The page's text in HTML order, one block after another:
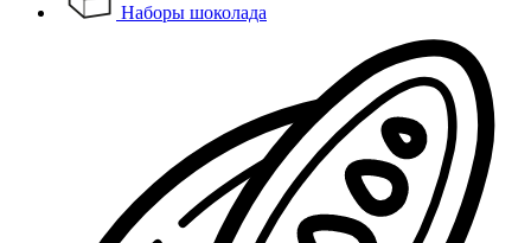
Наборы шоколада